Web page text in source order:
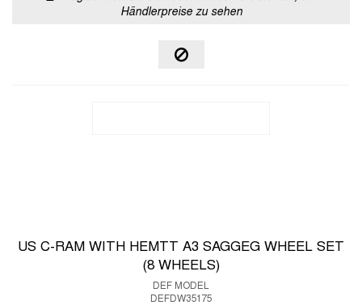
Händlerpreise zu sehen
US C-RAM WITH HEMTT A3 SAGGEG WHEEL SET
(8 WHEELS)
DEF MODEL
DEFDW35175